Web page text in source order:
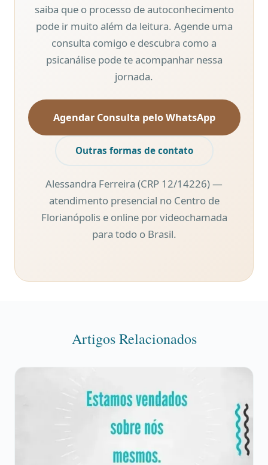
saiba que o processo de autoconhecimento
pode ir muito além da leitura. Agende uma
consulta comigo e descubra como a
psicanálise pode te acompanhar nessa
jornada.
Agendar Consulta pelo WhatsApp
Outras formas de contato
Alessandra Ferreira (CRP 12/14226) —
atendimento presencial no Centro de
Florianópolis e online por videochamada
para todo o Brasil.
Artigos Relacionados